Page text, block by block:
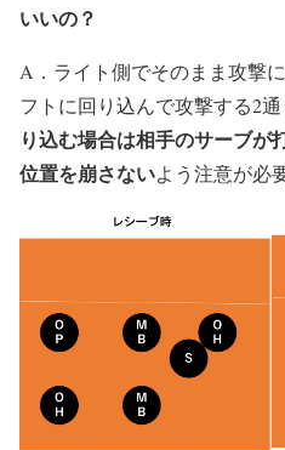
いいの？
A．ライト側でそのまま攻撃
フトに回り込んで攻撃する2通
り込む場合は相手のサーブが
位置を崩さないよう注意が必